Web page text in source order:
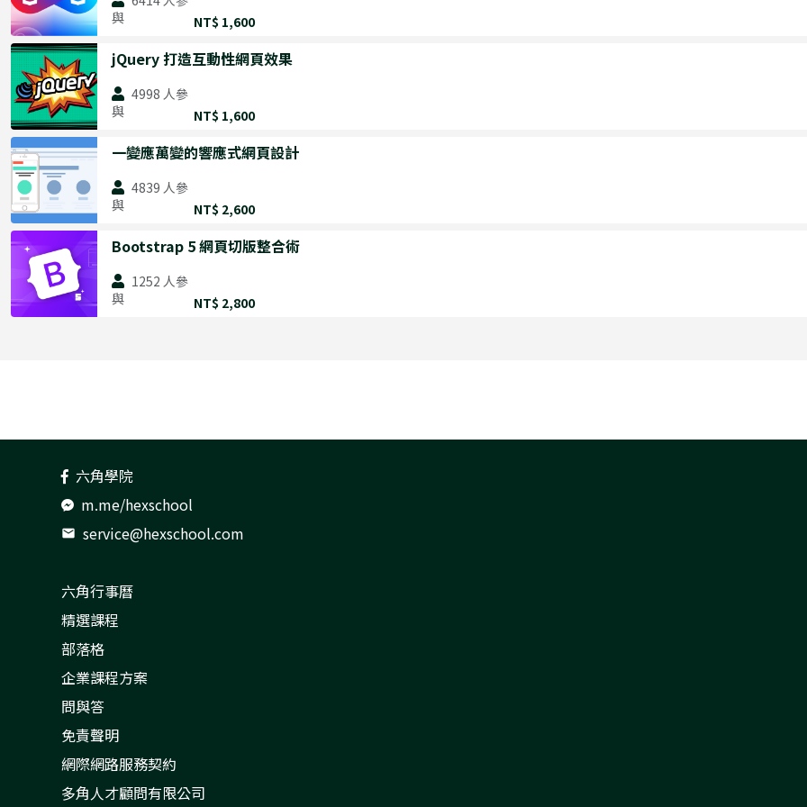
TypeScript 實戰課：打造工程師型別思維
React 作品實戰班
Vue 作品實戰班
AI 開發進化營
前端開發 🔥
HTML、CSS 開發網站
jQuery 打造互動性網頁效果
一變應萬變的響應式網頁設計
Sass 實戰全攻略
Bootstrap 5 網頁切版整合術
Git & Github 程式時光機
網頁設計
UI 設計入門
HTML、CSS 開發網站
jQuery 打造互動性網頁效果
一變應萬變的響應式網頁設計
UI 設計
HTML、CSS 開發網站
UI 設計入門
與
NT$ 1,600
jQuery 打造互動性網頁效果
4998 人參
與
NT$ 1,600
一變應萬變的響應式網頁設計
4839 人參
與
NT$ 2,600
Bootstrap 5 網頁切版整合術
1252 人參
與
NT$ 2,800
六角學院
m.me/hexschool
mail service@hexschool.com
六角行事曆
精選課程
部落格
企業課程方案
問與答
免責聲明
網際網路服務契約
多角人才顧問有限公司